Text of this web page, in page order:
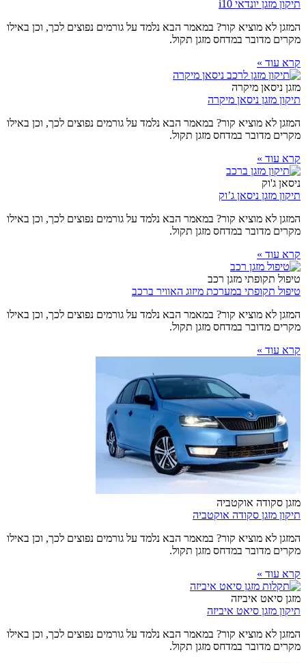
תיקון מזגן יונדאי i10
המזגן לא מוציא קור? במאמר הבא נלמד על גורמים נפוצים לכך, וכן באילו
מקרים מדובר במדחס מזגן תקול.
קרא עוד »
מזגן ניסאן מיקרה
תיקון מזגן ניסאן מיקרה
המזגן לא מוציא קור? במאמר הבא נלמד על גורמים נפוצים לכך, וכן באילו
מקרים מדובר במדחס מזגן תקול.
קרא עוד »
ניסאן ג'וק
תיקון מזגן ניסאן ג’וק
המזגן לא מוציא קור? במאמר הבא נלמד על גורמים נפוצים לכך, וכן באילו
מקרים מדובר במדחס מזגן תקול.
קרא עוד »
טיפול תקופתי מזגן רכב
טיפול תקופתי במערכת מיזוג האוויר ברכב
המזגן לא מוציא קור? במאמר הבא נלמד על גורמים נפוצים לכך, וכן באילו
מקרים מדובר במדחס מזגן תקול.
קרא עוד »
מזגן סקודה אוקטביה
תיקון מזגן סקודה אוקטביה
המזגן לא מוציא קור? במאמר הבא נלמד על גורמים נפוצים לכך, וכן באילו
מקרים מדובר במדחס מזגן תקול.
קרא עוד »
מזגן סיאט איביזה
תיקון מזגן סיאט איביזה
המזגן לא מוציא קור? במאמר הבא נלמד על גורמים נפוצים לכך, וכן באילו
מקרים מדובר במדחס מזגן תקול.